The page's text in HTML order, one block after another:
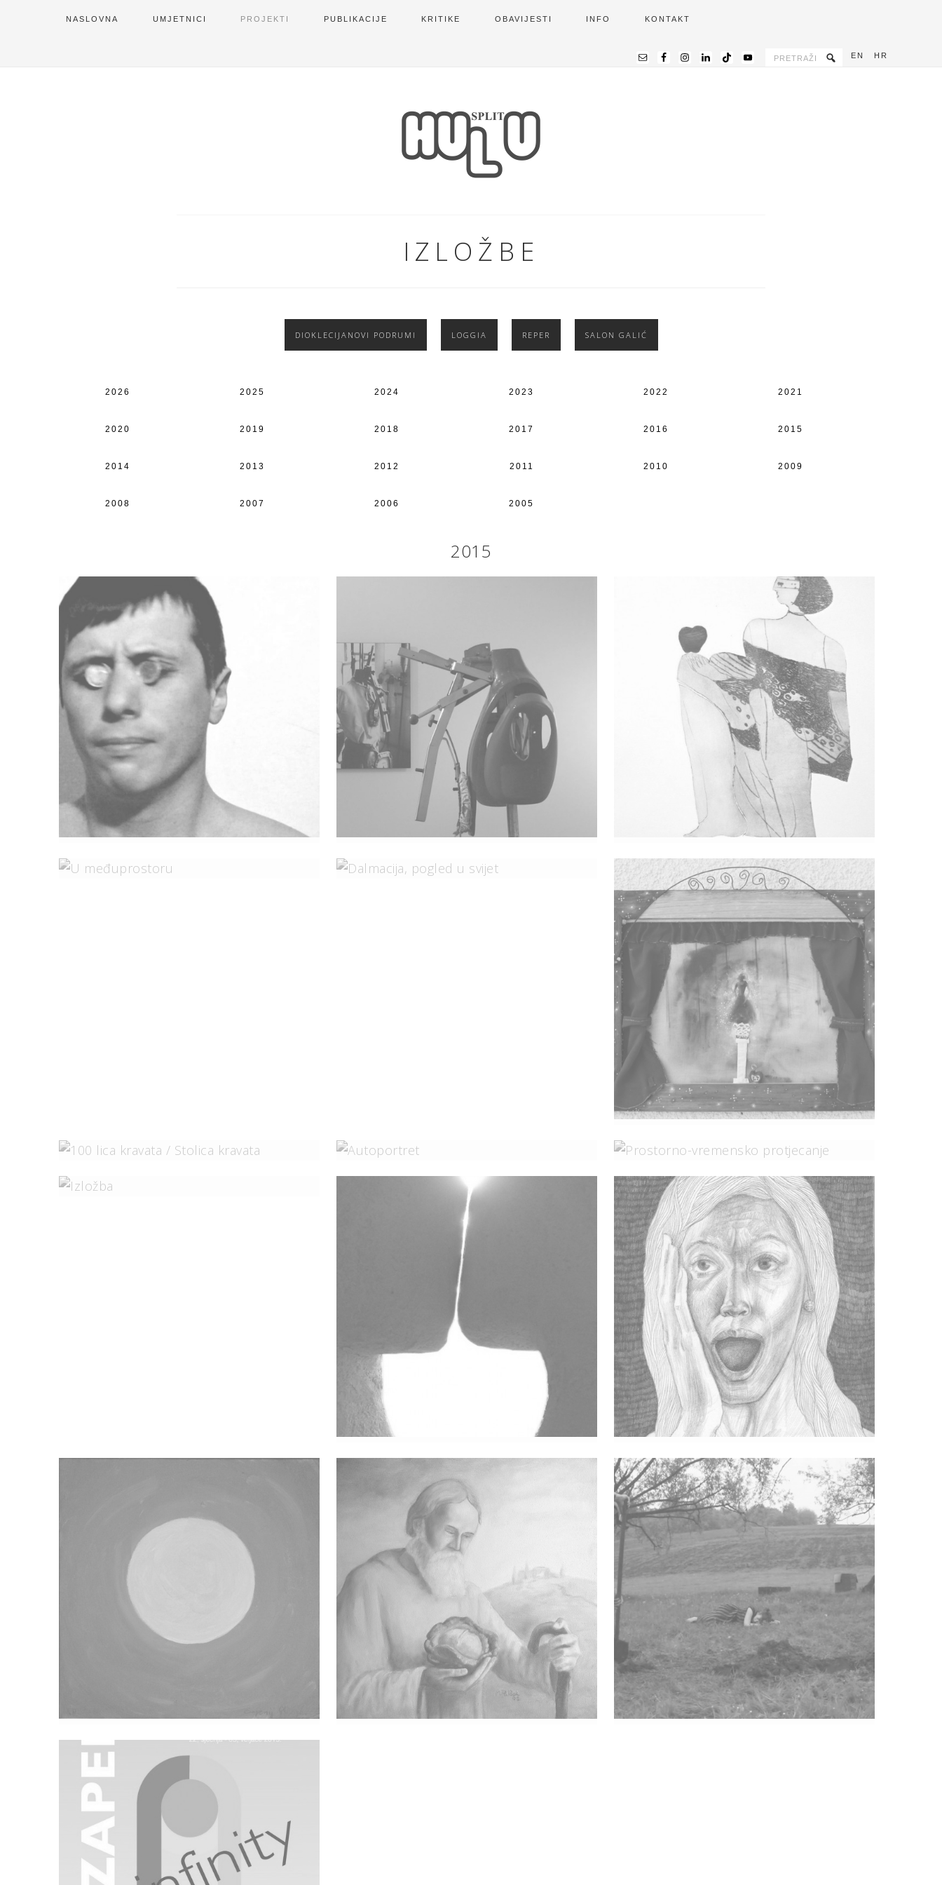
NASLOVNA UMJETNICI PROJEKTI PUBLIKACIJE KRITIKE OBAVIJESTI INFO KONTAKT
EN HR
IZLOŽBE
DIOKLECIJANOVI PODRUMI LOGGIA REPER SALON GALIĆ
2026 2025 2024 2023 2022 2021
2020 2019 2018 2017 2016 2015
2014 2013 2012 2011 2010 2009
2008 2007 2006 2005
2015
(De)formacije Time Lapsus Svijetlo / Intima
Putovanje U Prošlost
Prostorno-Vremensko
Protjecanje
Da Ne Bi Prošlo Obličje Preko Crte
Izložba O Sreći I Sjeti ( I Sjeta Je
Sreća)
Filozofija Davnog Doba: Mačak
Viktor